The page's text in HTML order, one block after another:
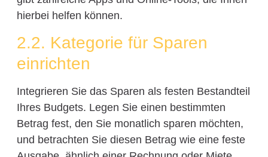
hierbei helfen können.
2.2. Kategorie für Sparen
einrichten
Integrieren Sie das Sparen als festen Bestandteil
Ihres Budgets. Legen Sie einen bestimmten
Betrag fest, den Sie monatlich sparen möchten,
und betrachten Sie diesen Betrag wie eine feste